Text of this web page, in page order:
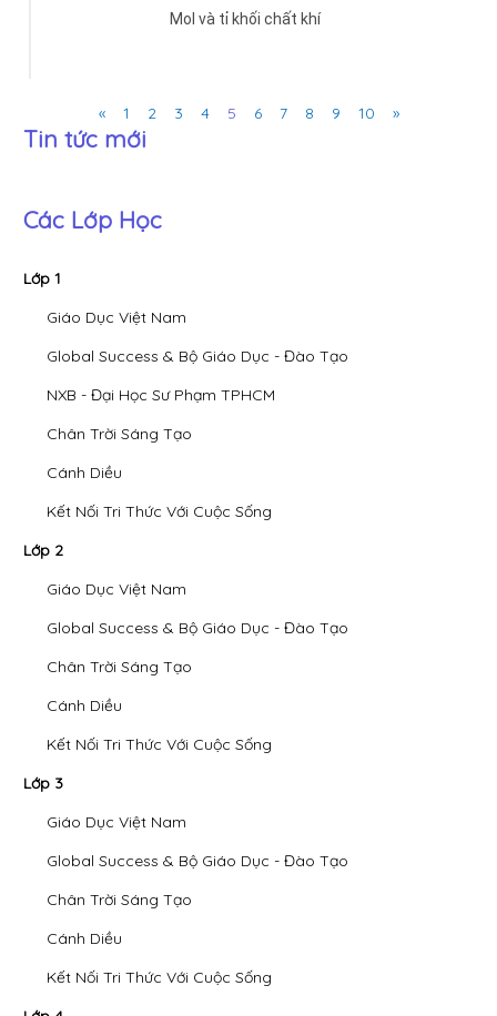
Mol và tỉ khối chất khí
«Previous
1 2 3 4 5 6 7 8 9 10 »Next
Tin tức mới
Các Lớp Học
Lớp 1
Giáo Dục Việt Nam
Global Success & Bộ Giáo Dục - Đào Tạo
NXB - Đại Học Sư Phạm TPHCM
Chân Trời Sáng Tạo
Cánh Diều
Kết Nối Tri Thức Với Cuộc Sống
Lớp 2
Giáo Dục Việt Nam
Global Success & Bộ Giáo Dục - Đào Tạo
Chân Trời Sáng Tạo
Cánh Diều
Kết Nối Tri Thức Với Cuộc Sống
Lớp 3
Giáo Dục Việt Nam
Global Success & Bộ Giáo Dục - Đào Tạo
Chân Trời Sáng Tạo
Cánh Diều
Kết Nối Tri Thức Với Cuộc Sống